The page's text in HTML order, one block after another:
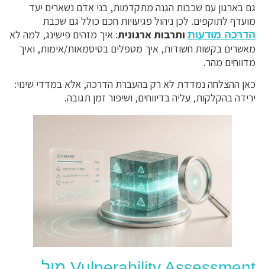
גם בארגון עם שכבות הגנה מתקדמות, בני אדם נשארים יעד
מועדף לתוקפים. לכן ניהול פגיעויות חכם כולל גם שכבת
הדרכה מודעות ותרבות ארגונית: איך מזהים פישינג, למה לא
מאשרים בקשות חשודות, איך מטפלים בסיסמאות/אימות, ואיך
מדווחים מהר.
כאן ההצלחה נמדדת לא רק בהעברת הדרכה, אלא במדדי שינוי:
ירידה בהקלקות, עליה בדיווחים, ושיפור זמן תגובה.